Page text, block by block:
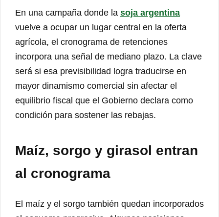
En una campaña donde la soja argentina
vuelve a ocupar un lugar central en la oferta
agrícola, el cronograma de retenciones
incorpora una señal de mediano plazo. La clave
será si esa previsibilidad logra traducirse en
mayor dinamismo comercial sin afectar el
equilibrio fiscal que el Gobierno declara como
condición para sostener las rebajas.
Maíz, sorgo y girasol entran
al cronograma
El maíz y el sorgo también quedan incorporados